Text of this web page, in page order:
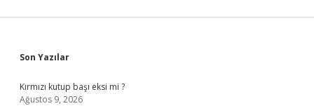
Sidebar
Son Yazılar
Kırmızı kutup başı eksi mi ?
Ağustos 9, 2026